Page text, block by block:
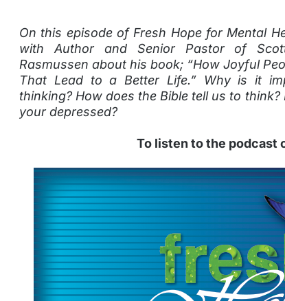
On this episode of Fresh Hope for Mental
with Author and Senior Pastor of
Rasmussen about his book; “How Joyful
That Lead to a Better Life.” Why is it
thinking? How does the Bible tell us to
your depressed?
To listen to the podcast